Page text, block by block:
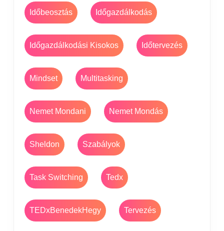
Időbeosztás Időgazdálkodás
Időgazdálkodási Kisokos Időtervezés
Mindset Multitasking
Nemet Mondani Nemet Mondás
Sheldon Szabályok
Task Switching Tedx
TEDxBenedekHegy Tervezés